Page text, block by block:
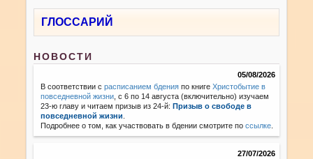
ГЛОССАРИЙ
НОВОСТИ
05/08/2026
В соответствии срасписанием бдения по книгеХристобытие в
повседневной жизни , с 6 по 14 августа (включительно) изучаем
23-ю главу и читаем призыв из 24-й:Призыв о свободе в
повседневной жизни
Подробнее о том, как участвовать в бдении смотрите поссылке
27/07/2026